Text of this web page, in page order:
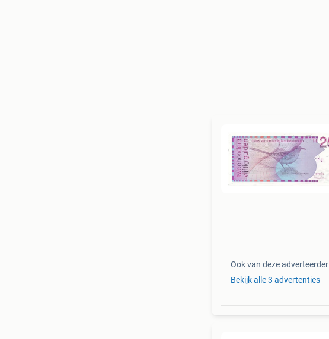
Ook van deze adverteerder
Bekijk alle 3 advertenties